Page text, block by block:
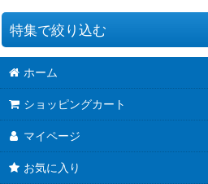
並び順 :
特集で絞り込む
お道具類
クイリングキット
ペーパー類
ホーム
ショッピングカート
マイページ
お気に入り